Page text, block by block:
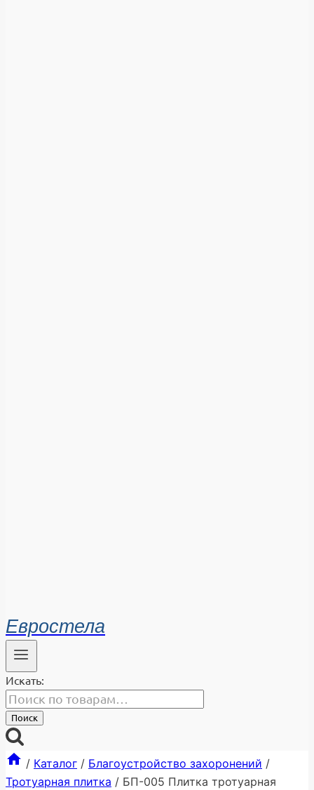
Евростела
Искать:
Поиск
/ Каталог / Благоустройство захоронений /
Тротуарная плитка / БП-005 Плитка тротуарная